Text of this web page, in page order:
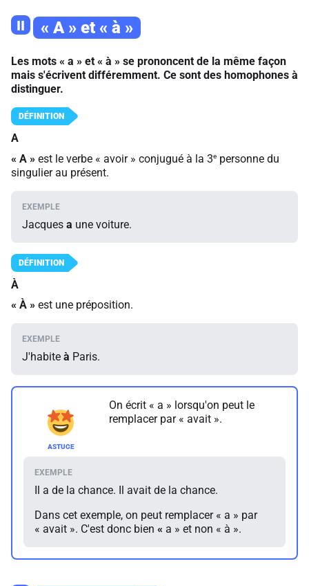
II « A » et « à »
Les mots « a » et « à » se prononcent de la même façon
mais s'écrivent différemment. Ce sont des homophones à
distinguer.
A
« A » est le verbe « avoir » conjugué à la 3e personne du
singulier au présent.
Jacques a une voiture.
À
« À » est une préposition.
J'habite à Paris.
On écrit « a » lorsqu'on peut le
remplacer par « avait ».
Il a de la chance. Il avait de la chance.
Dans cet exemple, on peut remplacer « a » par
« avait ». C'est donc bien « a » et non « à ».